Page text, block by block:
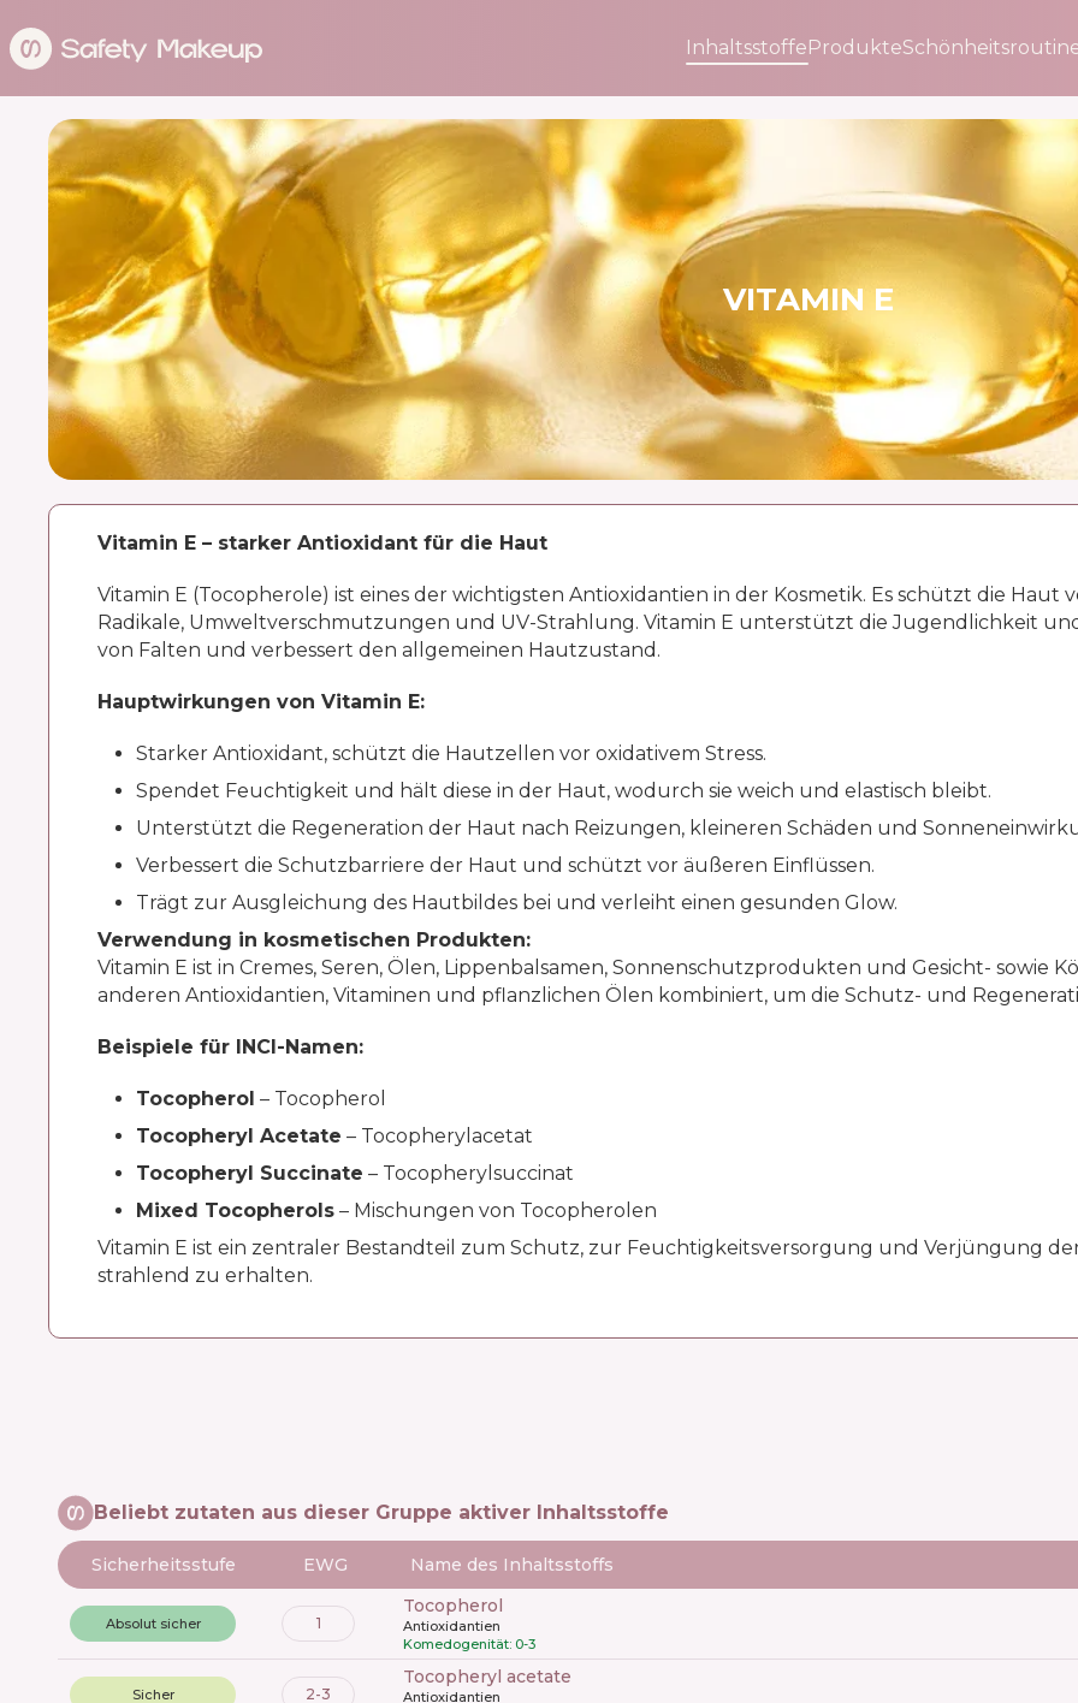
InhaltsstoffeProdukte
VITAMIN E
Vitamin E – starker Antioxidant für die Haut
Vitamin E (Tocopherole) ist eines der wichtigsten Antioxidantien in der Kosmetik. Es schützt die
Radikale, Umweltverschmutzungen und UV-Strahlung. Vitamin E unterstützt die Jugendlichkeit
von Falten und verbessert den allgemeinen Hautzustand.
Hauptwirkungen von Vitamin E:
Starker Antioxidant, schützt die Hautzellen vor oxidativem Stress.
Spendet Feuchtigkeit und hält diese in der Haut, wodurch sie weich und elastisch bleibt.
Unterstützt die Regeneration der Haut nach Reizungen, kleineren Schäden und
Verbessert die Schutzbarriere der Haut und schützt vor äußeren Einflüssen.
Trägt zur Ausgleichung des Hautbildes bei und verleiht einen gesunden Glow.
Verwendung in kosmetischen Produkten:
Vitamin E ist in Cremes, Seren, Ölen, Lippenbalsamen, Sonnenschutzprodukten und Gesicht- sowie
anderen Antioxidantien, Vitaminen und pflanzlichen Ölen kombiniert, um die Schutz- und
Beispiele für INCI-Namen:
Tocopherol – Tocopherol
Tocopheryl Acetate – Tocopherylacetat
Tocopheryl Succinate – Tocopherylsuccinat
Mixed Tocopherols – Mischungen von Tocopherolen
Vitamin E ist ein zentraler Bestandteil zum Schutz, zur Feuchtigkeitsversorgung und Verjüngung
strahlend zu erhalten.
Beliebt zutaten aus dieser Gruppe aktiver Inhaltsstoffe
Sicherheitsstufe EWG Name des Inhaltsstoffs
Absolut sicher 1
tocopherol
Antioxidantien
Komedogenität: 0-3
Sicher 2-3
tocopheryl acetate
Antioxidantien